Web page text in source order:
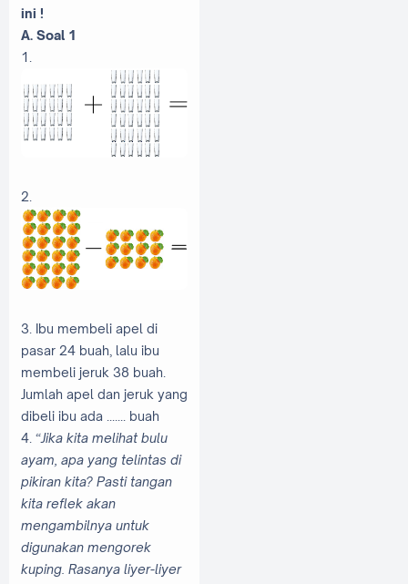
ini !
A. Soal 1
1.
2.
3. Ibu membeli apel di
pasar 24 buah, lalu ibu
membeli jeruk 38 buah.
Jumlah apel dan jeruk yang
dibeli ibu ada ....... buah
4. “Jika kita melihat bulu
ayam, apa yang telintas di
pikiran kita? Pasti tangan
kita reflek akan
mengambilnya untuk
digunakan mengorek
kuping. Rasanya liyer-liyer